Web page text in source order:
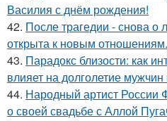
Василия с днём рождения!
42. После трагедии - снова
открыта к новым отношениям.
43. Парадокс близости: как
влияет на долголетие
44. Народный артист России
о своей свадьбе с Аллой